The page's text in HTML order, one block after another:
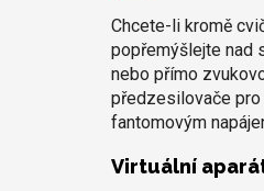
Chcete-li kromě
popřemýšlejte nad
nebo přímo
předzesilovače pro
fantomovým
Virtuální